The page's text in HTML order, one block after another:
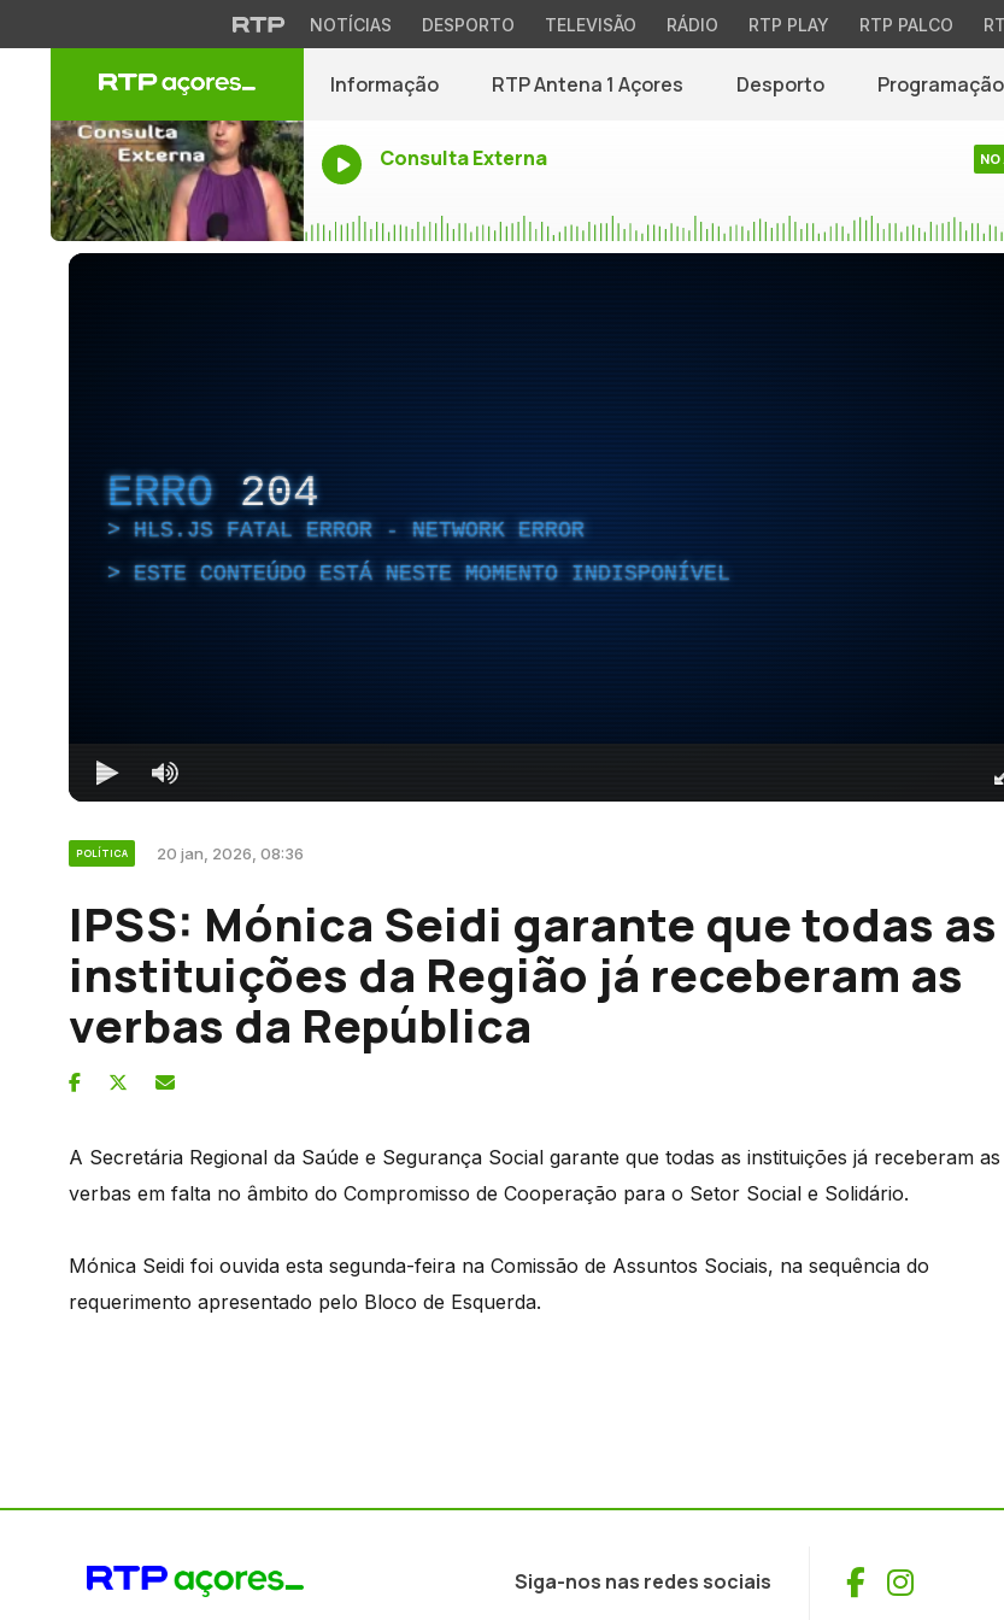
NOTÍCIAS DESPORTO TELEVISÃO RÁDIO RTP PLAY RTP PALCO
Informação RTP Antena 1 Açores Desporto Programação
Consulta Externa NO
ERRO 204
HLS.JS FATAL ERROR - NETWORK ERROR
ESTE CONTEÚDO ESTÁ NESTE MOMENTO INDISPONÍVEL
POLÍTICA 20 jan, 2026, 08:36
IPSS: Mónica Seidi garante que todas as
instituições da Região já receberam as
verbas da República
A Secretária Regional da Saúde e Segurança Social garante que todas as instituições já receberam as
verbas em falta no âmbito do Compromisso de Cooperação para o Setor Social e Solidário.
Mónica Seidi foi ouvida esta segunda-feira na Comissão de Assuntos Sociais, na sequência do
requerimento apresentado pelo Bloco de Esquerda.
Siga-nos nas redes sociais Facebook